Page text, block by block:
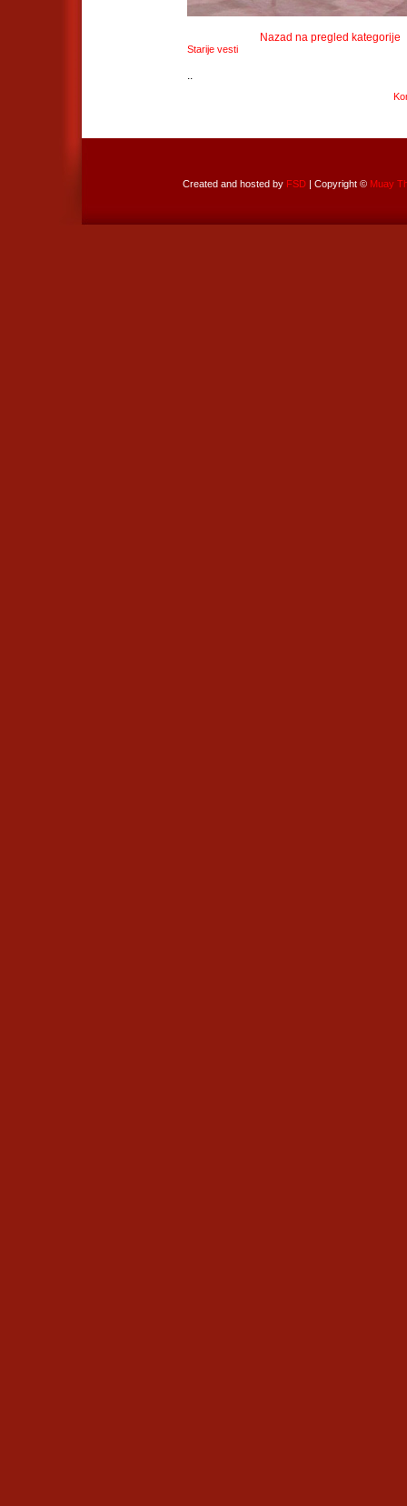
Nazad na pregled kategorije
Starije vesti
..
Created and hosted by FSD| Copyright © Muay